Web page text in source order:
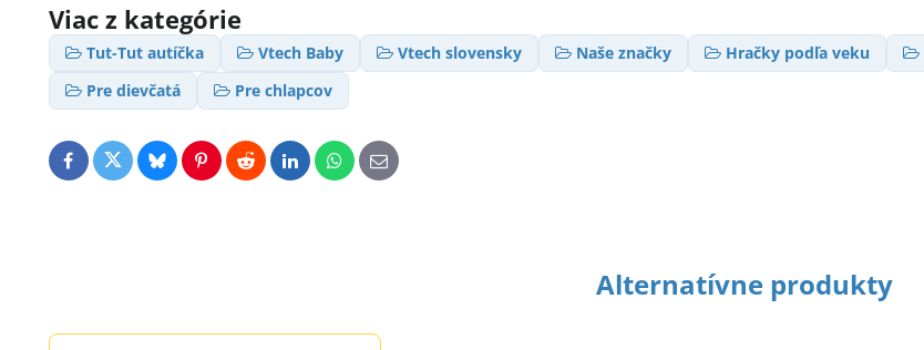
Viac z kategórie
Tut-Tut autíčka Vtech Baby Vtech slovensky Naše značky Hračky podľa veku
Pre dievčatá
Pre chlapcov
Facebook
TwitterBlueskyPinterest
RedditLinkedInWhatsApp
E-
mail
Alternatívne produkty